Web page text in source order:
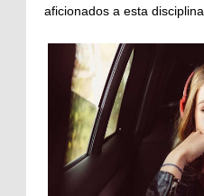
aficionados a esta